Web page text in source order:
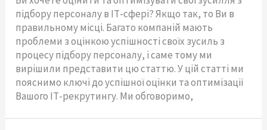
підбору персоналу в ІТ-сфері? Якщо так, то Ви в
правильному місці. Багато компаній мають
проблеми з оцінкою успішності своїх зусиль з
процесу підбору персоналу, і саме тому ми
вирішили представити цю статтю. У цій статті ми
пояснимо ключі до успішної оцінки та оптимізації
Вашого ІТ-рекрутингу. Ми обговоримо,